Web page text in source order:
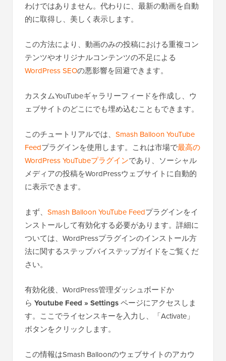
わけではありません。代わりに、最新の動画を自動
的に取得し、美しく表示します。
この方法により、動画のみの投稿における重複コン
テンツやオリジナルコンテンツの不足による
WordPress SEOの悪影響を回避できます。
カスタムYouTubeギャラリーフィードを作成し、ウ
ェブサイトのどこにでも埋め込むこともできます。
このチュートリアルでは、 Smash Balloon YouTube
Feedプラグインを使用します。これは市場で最高の
WordPress YouTubeプラグインであり、ソーシャル
メディアの投稿をWordPressウェブサイトに自動的
に表示できます。
まず、 Smash Balloon YouTube Feedプラグインをイ
ンストールして有効化する必要があります。詳細に
ついては、WordPressプラグインのインストール方
法に関するステップバイステップガイドをご覧くだ
さい。
有効化後、WordPress管理ダッシュボードか
ら Youtube Feed » Settingsページにアクセスしま
す。ここでライセンスキーを入力し、「Activate」
ボタンをクリックします。
この情報はSmash Balloonのウェブサイトのアカウ